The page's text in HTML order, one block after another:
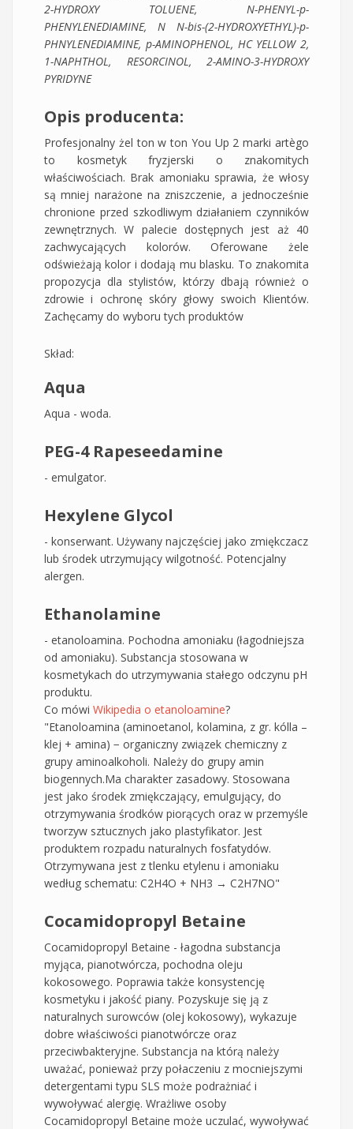
2-HYDROXY TOLUENE, N-PHENYL-p-
PHENYLENEDIAMINE, N N-bis-(2-HYDROXYETHYL)-p-
PHNYLENEDIAMINE, p-AMINOPHENOL, HC YELLOW 2,
1-NAPHTHOL, RESORCINOL, 2-AMINO-3-HYDROXY
PYRIDYNE
Opis producenta:
Profesjonalny żel ton w ton You Up 2 marki artègo
to kosmetyk fryzjerski o znakomitych
właściwościach. Brak amoniaku sprawia, że włosy
są mniej narażone na zniszczenie, a jednocześnie
chronione przed szkodliwym działaniem czynników
zewnętrznych. W palecie dostępnych jest aż 40
zachwycających kolorów. Oferowane żele
odświeżają kolor i dodają mu blasku. To znakomita
propozycja dla stylistów, którzy dbają również o
zdrowie i ochronę skóry głowy swoich Klientów.
Zachęcamy do wyboru tych produktów
Skład:
Aqua
Aqua - woda.
PEG-4 Rapeseedamine
- emulgator.
Hexylene Glycol
- konserwant. Używany najczęściej jako zmiękczacz
lub środek utrzymujący wilgotność. Potencjalny
alergen.
Ethanolamine
- etanoloamina. Pochodna amoniaku (łagodniejsza
od amoniaku). Substancja stosowana w
kosmetykach do utrzymywania stałego odczynu pH
produktu.
Co mówi Wikipedia o etanoloamine?
"Etanoloamina (aminoetanol, kolamina, z gr. kólla –
klej + amina) − organiczny związek chemiczny z
grupy aminoalkoholi. Należy do grupy amin
biogennych.Ma charakter zasadowy. Stosowana
jest jako środek zmiękczający, emulgujący, do
otrzymywania środków piorących oraz w przemyśle
tworzyw sztucznych jako plastyfikator. Jest
produktem rozpadu naturalnych fosfatydów.
Otrzymywana jest z tlenku etylenu i amoniaku
według schematu: C2H4O + NH3 → C2H7NO"
Cocamidopropyl Betaine
Cocamidopropyl Betaine - łagodna substancja
myjąca, pianotwórcza, pochodna oleju
kokosowego. Poprawia także konsystencję
kosmetyku i jakość piany. Pozyskuje się ją z
naturalnych surowców (olej kokosowy), wykazuje
dobre właściwości pianotwórcze oraz
przeciwbakteryjne. Substancja na którą należy
uważać, ponieważ przy połaczeniu z mocniejszymi
detergentami typu SLS może podrażniać i
wywoływać alergię. Wrażliwe osoby
Cocamidopropyl Betaine może uczulać, wywoływać